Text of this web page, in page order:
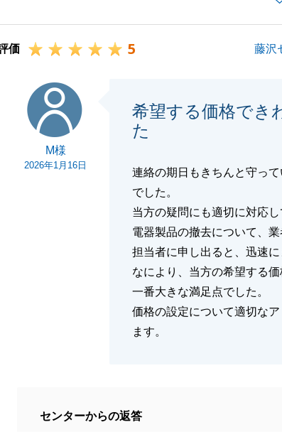
価 5 藤沢
M様
2026年1月16日
希望する価格でき
た
連絡の期日もきちんと守っ
でした。
当方の疑問にも適切に対応し
電器製品の撤去について、
担当者に申し出ると、迅速
なにより、当方の希望する
一番大きな満足点でした。
価格の設定について適切な
ます。
センターからの返答